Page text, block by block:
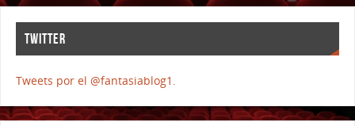
TWITTER
Tweets por el @fantasiablog1.